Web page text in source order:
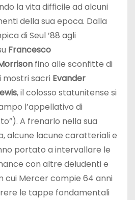
la vita difficile ad alcuni
della sua epoca. Dalla
di Seul ’88 agli
Francesco
fino alle sconfitte di
mostri sacri Evander
, il colosso statunitense si
l’appellativo di
A frenarlo nella sua
alcune lacune caratteriali e
portato a intervallare le
con altre deludenti e
cui Mercer compie 64 anni
le tappe fondamentali